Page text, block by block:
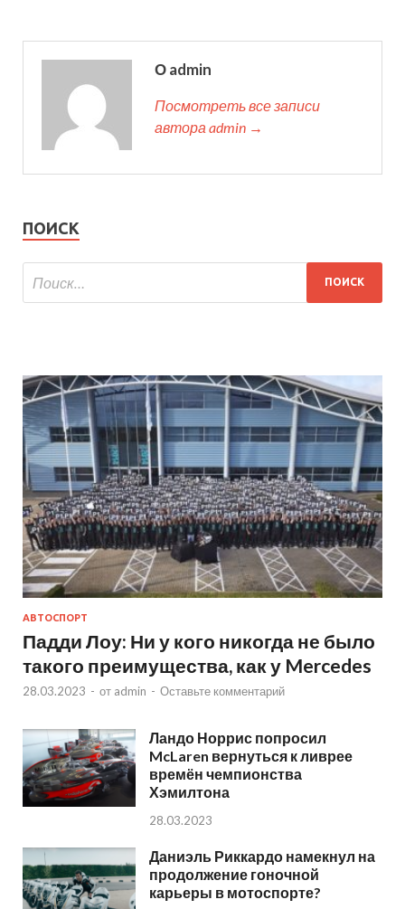
О admin
Посмотреть все записи
автора admin →
ПОИСК
АВТОСПОРТ
Падди Лоу: Ни у кого никогда не было
такого преимущества, как у Mercedes
28.03.2023 - от admin - Оставьте комментарий
Ландо Норрис попросил
McLaren вернуться к ливрее
времён чемпионства
Хэмилтона
28.03.2023
Даниэль Риккардо намекнул на
продолжение гоночной
карьеры в мотоспорте?